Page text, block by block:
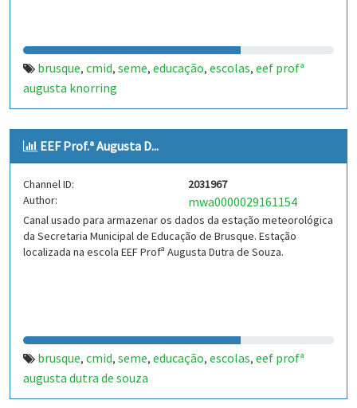
brusque, cmid, seme, educação, escolas, eef profª
augusta knorring
EEF Prof.ª Augusta D...
Channel ID:
2031967
Author:
mwa0000029161154
Canal usado para armazenar os dados da estação meteorológica
da Secretaria Municipal de Educação de Brusque. Estação
localizada na escola EEF Profª Augusta Dutra de Souza.
brusque, cmid, seme, educação, escolas, eef profª
augusta dutra de souza